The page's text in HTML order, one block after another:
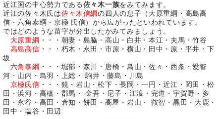
近江国の中心勢力である佐々木一族をみてみます。
近江の佐々木氏は佐々木信綱の四人の息子（大原重綱・高島高
信・六角泰綱・京極 氏信）から広がったといわれています。
ではどのような苗字が分出したかみてみましょう。
大原重綱 ・・・朝妻・島脇・高山・白井・本江・夫馬・竹谷
高島高信 ・・・朽木・永田・市原・横山・田中・原・平井・下
坂
六角泰綱 ・・・堀部・森川・唐橋・鳥山・佐々・西条・愛智
河・山内・鳥羽・上総・ 駒井・藤島・川島
京極氏信 ・・・鏡・岩山・松下・長岡・一円・近江・岡田・松
田・浜河・高橋・郡馬・ 金吾・尼子・江浪・完道・宇賀野・多
田・永谷・高田・倉知・餅田・高屋・岩山・ 鞍智・黒田・大鹿・
田中・塩谷・田辺